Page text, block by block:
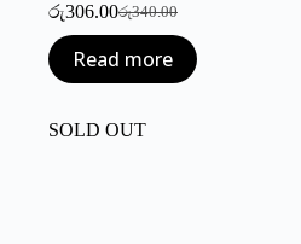
රු340.00
Original
was:
රු340.00.
රු306.00Current
is:
රු306.00.
Read more
SOLD OUT